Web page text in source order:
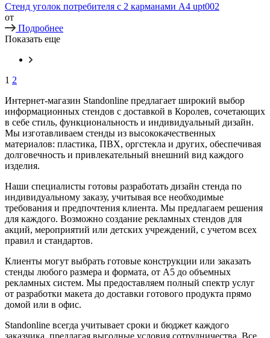
Стенд уголок потребителя с 2 карманами А4 upt002
от
Подробнее
Показать еще
1 2
Интернет-магазин Standonline предлагает широкий выбор
информационных стендов с доставкой в Королев, сочетающих
в себе стиль, функциональность и индивидуальный дизайн.
Мы изготавливаем стенды из высококачественных
материалов: пластика, ПВХ, оргстекла и других, обеспечивая
долговечность и привлекательный внешний вид каждого
изделия.
Наши специалисты готовы разработать дизайн стенда по
индивидуальному заказу, учитывая все необходимые
требования и предпочтения клиента. Мы предлагаем решения
для каждого. Возможно создание рекламных стендов для
акций, мероприятий или детских учреждений, с учетом всех
правил и стандартов.
Клиенты могут выбрать готовые конструкции или заказать
стенды любого размера и формата, от А5 до объемных
рекламных систем. Мы предоставляем полный спектр услуг
от разработки макета до доставки готового продукта прямо
домой или в офис.
Standonline всегда учитывает сроки и бюджет каждого
заказчика, предлагая выгодные условия сотрудничества. Все